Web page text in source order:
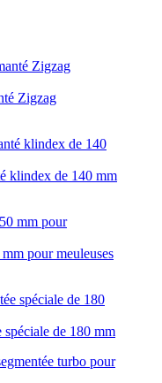
Zigzag
klindex de 140 mm
pour meuleuses
spéciale de 180 mm